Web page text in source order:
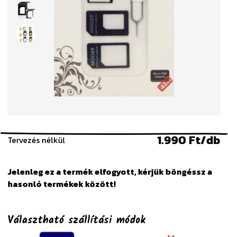
Tervezés nélkül 1.990 Ft/db
Jelenleg ez a termék elfogyott, kérjük böngéssz a
hasonló termékek között!
Választható szállítási módok